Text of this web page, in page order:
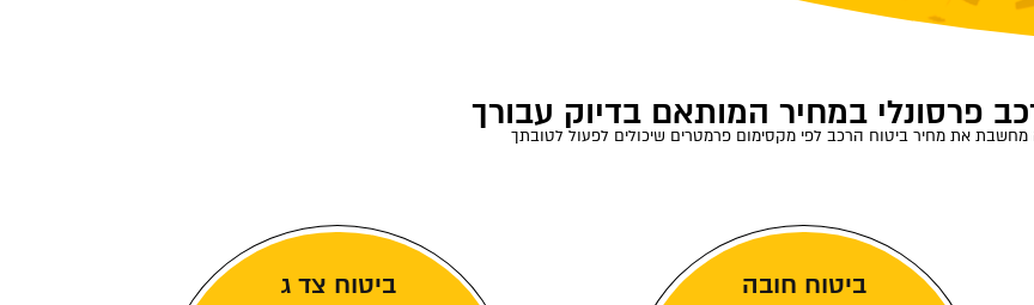
פרסונלי במחיר המותאם בדיוק עבורך
מחשבת את מחיר ביטוח הרכב לפי מקסימום פרמטרים שיכולים לפעול לטובתך
ביטוח חובה ביטוח צד ג